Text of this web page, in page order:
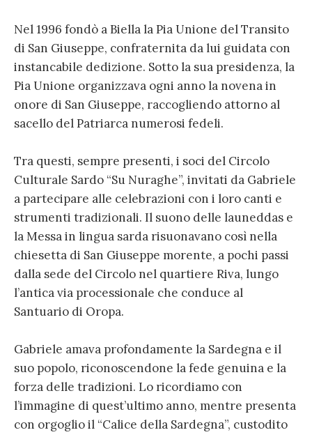
Nel 1996 fondò a Biella la Pia Unione del Transito
di San Giuseppe, confraternita da lui guidata con
instancabile dedizione. Sotto la sua presidenza, la
Pia Unione organizzava ogni anno la novena in
onore di San Giuseppe, raccogliendo attorno al
sacello del Patriarca numerosi fedeli.
Tra questi, sempre presenti, i soci del Circolo
Culturale Sardo “Su Nuraghe”, invitati da Gabriele
a partecipare alle celebrazioni con i loro canti e
strumenti tradizionali. Il suono delle launeddas e
la Messa in lingua sarda risuonavano così nella
chiesetta di San Giuseppe morente, a pochi passi
dalla sede del Circolo nel quartiere Riva, lungo
l’antica via processionale che conduce al
Santuario di Oropa.
Gabriele amava profondamente la Sardegna e il
suo popolo, riconoscendone la fede genuina e la
forza delle tradizioni. Lo ricordiamo con
l’immagine di quest’ultimo anno, mentre presenta
con orgoglio il “Calice della Sardegna”, custodito